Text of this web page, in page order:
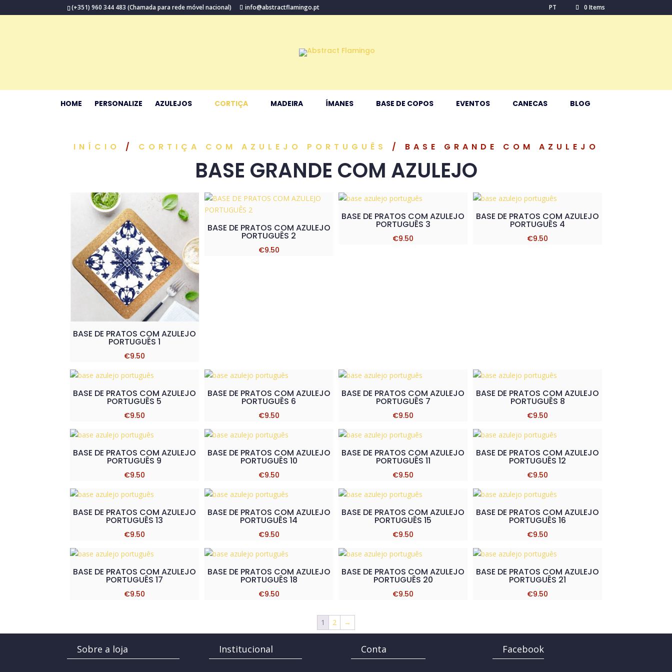
(+351) 960 344 483 (Chamada para rede móvel nacional) info@abstractflamingo.pt PT 0 Items
HOME PERSONALIZE AZULEJOS CORTIÇA MADEIRA ÍMANES BASE DE COPOS EVENTOS CANECAS BLOG
INÍCIO / CORTIÇA COM AZULEJO PORTUGUÊS / BASE GRANDE COM AZULEJO
BASE GRANDE COM AZULEJO
BASE DE PRATOS COM AZULEJO
PORTUGUÊS 1
€9.50
BASE DE PRATOS COM AZULEJO
PORTUGUÊS 2
€9.50
BASE DE PRATOS COM AZULEJO
PORTUGUÊS 3
€9.50
BASE DE PRATOS COM AZULEJO
PORTUGUÊS 4
€9.50
BASE DE PRATOS COM AZULEJO
PORTUGUÊS 5
€9.50
BASE DE PRATOS COM AZULEJO
PORTUGUÊS 6
€9.50
BASE DE PRATOS COM AZULEJO
PORTUGUÊS 7
€9.50
BASE DE PRATOS COM AZULEJO
PORTUGUÊS 8
€9.50
BASE DE PRATOS COM AZULEJO
PORTUGUÊS 9
€9.50
BASE DE PRATOS COM AZULEJO
PORTUGUÊS 10
€9.50
BASE DE PRATOS COM AZULEJO
PORTUGUÊS 11
€9.50
BASE DE PRATOS COM AZULEJO
PORTUGUÊS 12
€9.50
BASE DE PRATOS COM AZULEJO
PORTUGUÊS 13
€9.50
BASE DE PRATOS COM AZULEJO
PORTUGUÊS 14
€9.50
BASE DE PRATOS COM AZULEJO
PORTUGUÊS 15
€9.50
BASE DE PRATOS COM AZULEJO
PORTUGUÊS 16
€9.50
BASE DE PRATOS COM AZULEJO
PORTUGUÊS 17
€9.50
BASE DE PRATOS COM AZULEJO
PORTUGUÊS 18
€9.50
BASE DE PRATOS COM AZULEJO
PORTUGUÊS 20
€9.50
BASE DE PRATOS COM AZULEJO
PORTUGUÊS 21
€9.50
1 2 →
Sobre a loja Institucional Conta Facebook